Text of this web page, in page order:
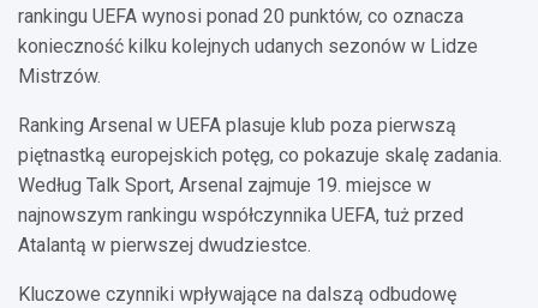
rankingu UEFA wynosi ponad 20 punktów, co oznacza
konieczność kilku kolejnych udanych sezonów w Lidze
Mistrzów.
Ranking Arsenal w UEFA plasuje klub poza pierwszą
piętnastką europejskich potęg, co pokazuje skalę zadania.
Według Talk Sport, Arsenal zajmuje 19. miejsce w
najnowszym rankingu współczynnika UEFA, tuż przed
Atalantą w pierwszej dwudziestce.
Kluczowe czynniki wpływające na dalszą odbudowę